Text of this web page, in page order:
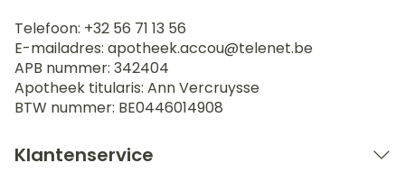
Telefoon: +32 56 71 13 56
E-mailadres: apotheek.accou@telenet.be
APB nummer: 342404
Apotheek titularis: Ann Vercruysse
BTW nummer: BE0446014908
Klantenservice